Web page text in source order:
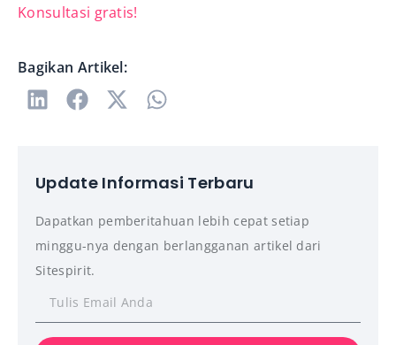
Konsultasi gratis!
Bagikan Artikel:
Update Informasi Terbaru
Dapatkan pemberitahuan lebih cepat setiap
minggu-nya dengan berlangganan artikel dari
Sitespirit.